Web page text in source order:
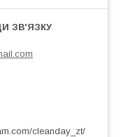
cleanday_zt/